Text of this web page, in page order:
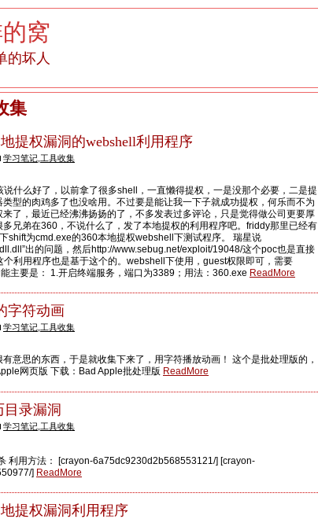
窝
的坏人
集
提权漏洞的webshell利用程序
学习笔记 工具收集
什么好了，以前拿了很多shell，一直懒得提权，一是没那个必要，二是提
型的肉鸡多了也没啥用。不过要是能让我一下子就成功提权，何乐而不为
了，最近已经沸沸扬扬的了，不多发表过多评论，只是觉得做公司更要厚
兄弟在360，不说什么了，发了本地提权的利用程序吧。friddy那里已经有
shift为cmd.exe的360本地提权webshell下测试程序。 瑞星说
出的问题，然后http://www.sebug.net/exploit/19048/这个poc也是直接
个利用程序也是基于这个的。webshell下使用，guest权限即可，需要
主要是： 1.开启终端服务，端口为3389；用法：360.exe ReadMore
字符动画
学习笔记 工具收集
意思的东西，于是就收集下来了，用字符播放动画！ 这个是批处理版的，
网页版 下载：Bad Apple批处理版 ReadMore
目录漏洞
学习笔记 工具收集
利用方法： [crayon-6a75dc9230d2b568553121/] [crayon-
] ReadMore
提权漏洞利用程序